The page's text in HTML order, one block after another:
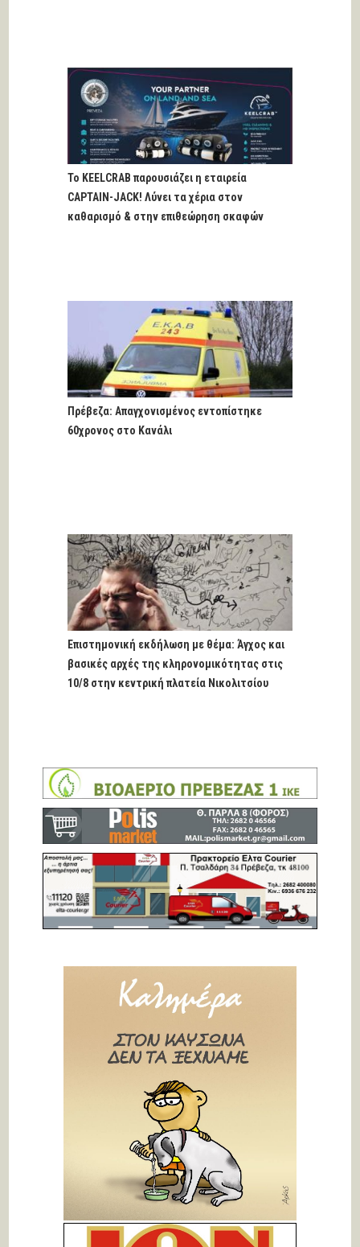
Το KEELCRAB παρουσιάζει η εταιρεία
CAPTAIN-JACK! Λύνει τα χέρια στον
καθαρισμό & στην επιθεώρηση σκαφών
Πρέβεζα: Απαγχονισμένος εντοπίστηκε
60χρονος στο Κανάλι
Επιστημονική εκδήλωση με θέμα: Άγχος και
βασικές αρχές της κληρονομικότητας στις
10/8 στην κεντρική πλατεία Νικολιτσίου